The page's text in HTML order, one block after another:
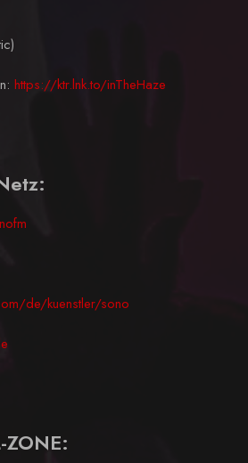
https://ktr.lnk.to/inTheHaze
de/kuenstler/sono
ZONE: